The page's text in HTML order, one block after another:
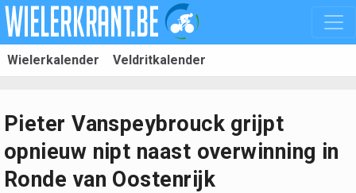
Wielerkalender Veldritkalender
Pieter Vanspeybrouck grijpt
opnieuw nipt naast overwinning in
Ronde van Oostenrijk